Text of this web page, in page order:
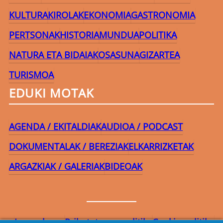
KULTURAKIROLAKEKONOMIAGASTRONOMIA
PERTSONAKHISTORIAMUNDUAPOLITIKA
NATURA ETA BIDAIAKOSASUNAGIZARTEA
TURISMOA
EDUKI MOTAK
AGENDA / EKITALDIAKAUDIOA / PODCAST
DOKUMENTALAK / BEREZIAKELKARRIZKETAK
ARGAZKIAK / GALERIAKBIDEOAK